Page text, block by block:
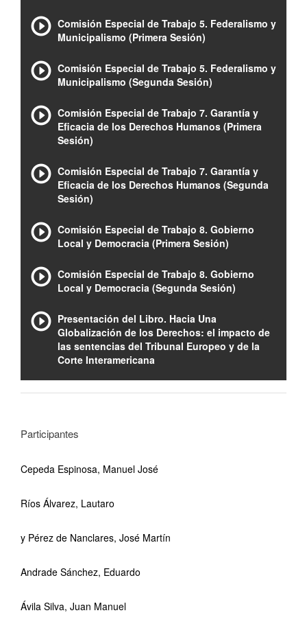
Comisión Especial de Trabajo 5. Federalismo y
Municipalismo (Primera Sesión)
Comisión Especial de Trabajo 5. Federalismo y
Municipalismo (Segunda Sesión)
Comisión Especial de Trabajo 7. Garantía y
Eficacia de los Derechos Humanos (Primera
Sesión)
Comisión Especial de Trabajo 7. Garantía y
Eficacia de los Derechos Humanos (Segunda
Sesión)
Comisión Especial de Trabajo 8. Gobierno
Local y Democracia (Primera Sesión)
Comisión Especial de Trabajo 8. Gobierno
Local y Democracia (Segunda Sesión)
Presentación del Libro. Hacia Una
Globalización de los Derechos: el impacto de
las sentencias del Tribunal Europeo y de la
Corte Interamericana
Participantes
Cepeda Espinosa, Manuel José
Ríos Álvarez, Lautaro
y Pérez de Nanclares, José Martín
Andrade Sánchez, Eduardo
Ávila Silva, Juan Manuel